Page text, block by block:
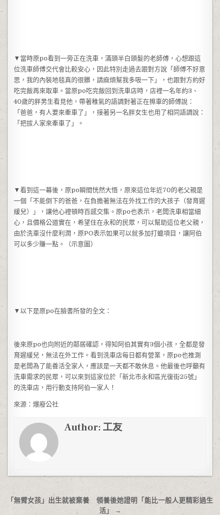
▼當時原po看到一旁正在洗車，滿頭半白頭髮的老師傅，心想跟這
位洗車師傅交代會比較安心，因此特別走過去跟對方說「師傅不好意
思，我的內裝地毯真的很髒，請麻煩幫我多吸一下」，也跟對方約好
吃完飯再來取車。當原po吃完飯回到洗車店時，店裡一名年約3、
40歲的胖男生看見他，帶著稚氣的語調對著正在擦車的師傅說：
「爸爸，有人要來牽車了」，接著另一名胖女生也用了相同語調說：
「把拔人家來牽車了」。
▼看到這一幕後，原po瞬間恍然大悟，原來這位年近70的老父親是
一個「不能倒下的爸爸，在負擔著無法在外找工作的大孩子（發育遲
緩兒）」，讓他心裡頓時百感交集。原po也表示，老闆洗車相當細
心，且價格公道實在，希望住在永和的民眾，可以幫助這位老父親，
由於洗車沒什麼利潤，原PO表示如果可以就多加打蠟項目，讓阿伯
可以多少賺一點。（示意圖）
▼以下是原po在臉書所發的全文：
後來原po也向附近的鄰居確認，得知阿伯其實有3個小孩，全都是發
育遲緩兒，無法在外工作。看到洗車店每日都有營業，原po也推測
是老闆為了能養活全家人，應該是一天都不敢休息。他最後也呼籲有
洗車需求的民眾，可以來到這家位於「新北市永和區光復街25號」
的洗車店，用行動支持阿伯一家人！
來源：爆廢公社
Author: 工友
文章導覽
「無臂女孩」出生就被棄養 領養後她證明「能比一般人更精彩過生
活」 →